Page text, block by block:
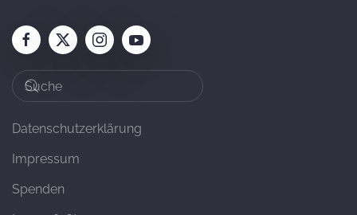
Datenschutzerklärung
Impressum
Spenden